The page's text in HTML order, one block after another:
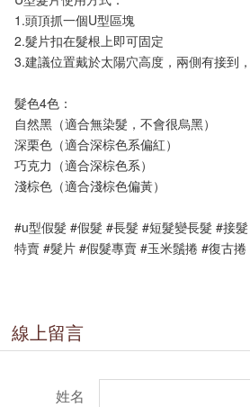
1.頭頂抓一個U型區塊
2.髮片扣在髮根上即可固定
3.建議位置戴於太陽穴高度，兩側有接到
髮色4色：
自然黑（適合無染髮，不會很烏黑）
深栗色（適合深棕色系偏紅）
巧克力（適合深棕色系）
淺棕色（適合淺棕色偏黃）
#u型假髮 #假髮 #長髮 #短髮變長髮 #接
特賣 #髮片 #假髮專賣 #玉米鬚捲 #復古捲
線上留言
姓名